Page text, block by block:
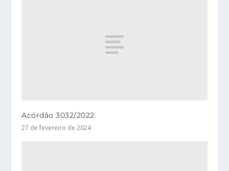
Acórdão 3032/2022
27 de fevereiro de 2024